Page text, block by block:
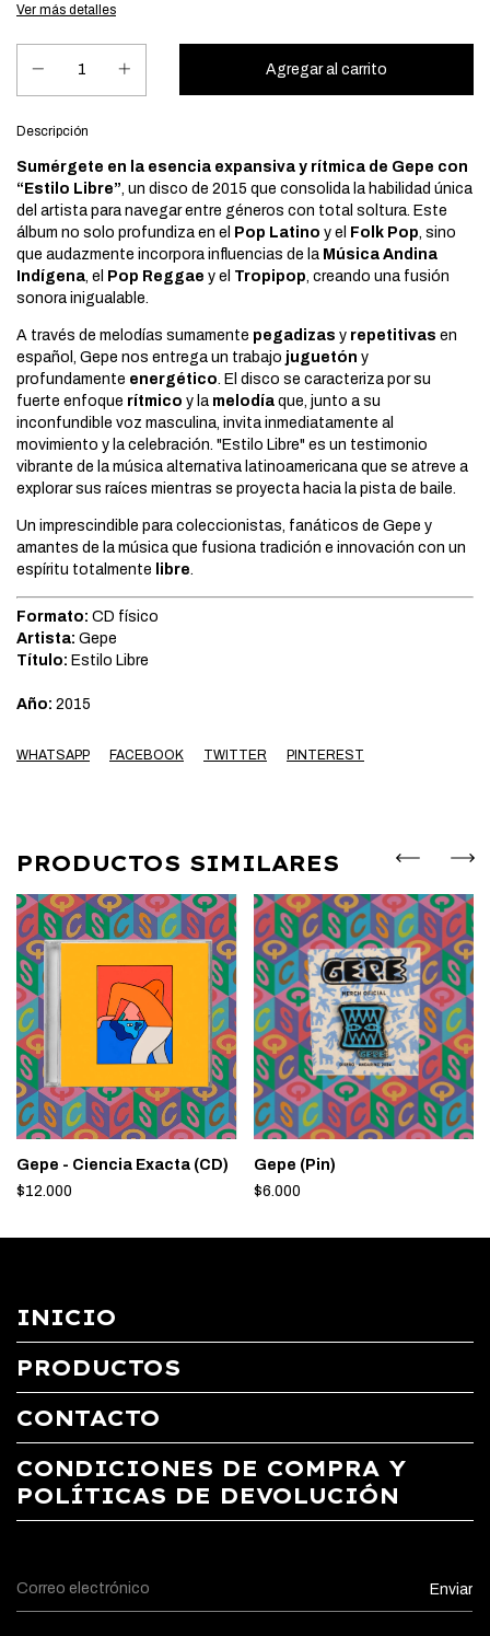
Ver más detalles
Descripción
Sumérgete en la esencia expansiva y rítmica de Gepe con
“Estilo Libre”, un disco de 2015 que consolida la habilidad única
del artista para navegar entre géneros con total soltura. Este
álbum no solo profundiza en el
Pop Latino y el Folk Pop, sino
que audazmente incorpora influencias de la Música Andina
Indígena, el Pop Reggae y el Tropipop, creando una fusión
sonora inigualable.
A través de melodías sumamente pegadizas y repetitivas en
español, Gepe nos entrega un trabajo juguetón y
profundamente energético. El disco se caracteriza por su
fuerte enfoque rítmico y la melodía que, junto a su
inconfundible voz masculina, invita inmediatamente al
movimiento y la celebración. "Estilo Libre" es un testimonio
vibrante de la música alternativa latinoamericana que se atreve a
explorar sus raíces mientras se proyecta hacia la pista de baile.
Un imprescindible para coleccionistas, fanáticos de Gepe y
amantes de la música que fusiona tradición e innovación con un
espíritu totalmente libre.
Formato: CD físico
Artista: Gepe
Título: Estilo Libre
Año: 2015
WHATSAPP FACEBOOK TWITTER PINTEREST
PRODUCTOS SIMILARES
Gepe - Ciencia Exacta (CD)
$12.000
Gepe (Pin)
$6.000
INICIO
PRODUCTOS
CONTACTO
CONDICIONES DE COMPRA Y
POLÍTICAS DE DEVOLUCIÓN